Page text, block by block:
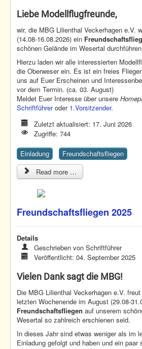
Liebe Modellflugfreunde,
wir, die MBG Lilienthal Veckerhagen e.V.
(14.08-16.08.2026) ein
schönen Gelände im Wesertal
Hierzu laden wir alle interessierten
die Oberweser ein. Es ist ein freies
uns auf Euer Erscheinen und
vor dem Termin. (ca. 03. August)
Meldet Euer Interesse über unsere
Schriftführeroder 1.Vorsitzender.
Zuletzt aktualisiert: 17. Juni 2026
Zugriffe: 744
Einladung
Freundschaftsfliegen
Read more …
Freundschaftsfliegen 2025
Details
Geschrieben vonSchriftführer
Veröffentlicht: 04. September 2025
Vielen Dank sagt die MBG!
Die MBG Lilienthal Veckerhagen e.V.
letzten Wochenende im August (29.08-
Freundschaftsfliegen auf unserem
Wesertal so zahlreich erschienen seid.
In dieses Jahr sind etwas weniger als im
Einladung gefolgt und haben und ein paar